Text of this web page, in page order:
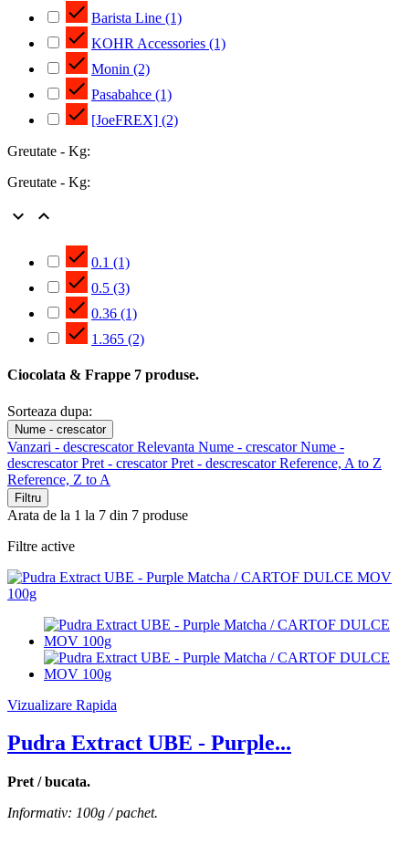
 Barista Line (1)
 KOHR Accessories (1)
 Monin (2)
 Pasabahce (1)
 [JoeFREX] (2)
Greutate - Kg:
Greutate - Kg:


 0.1 (1)
 0.5 (3)
 0.36 (1)
 1.365 (2)
Ciocolata & Frappe 7 produse.
Sorteaza dupa:
Nume - crescator
Vanzari - descrescatorRelevanta Nume - crescatorNume -
descrescatorPret - crescatorPret - descrescatorReference, A to Z
Reference, Z to A
Filtru
Arata de la 1 la 7 din 7 produse
Filtre active
Vizualizare Rapida
Pudra Extract UBE - Purple...
Pret / bucata.
Informativ: 100g / pachet.